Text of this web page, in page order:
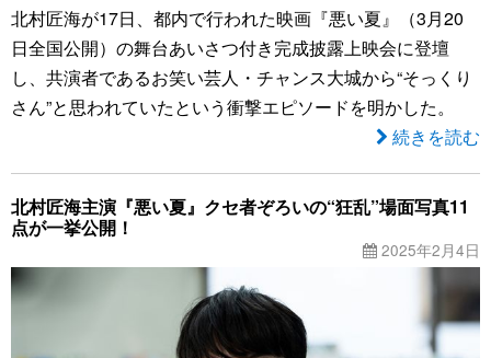
北村匠海が17日、都内で行われた映画『悪い夏』（3月20
日全国公開）の舞台あいさつ付き完成披露上映会に登壇
し、共演者であるお笑い芸人・チャンス大城から“そっくり
さん”と思われていたという衝撃エピソードを明かした。
続きを読む
北村匠海主演『悪い夏』クセ者ぞろいの“狂乱”場面写真11
点が一挙公開！
2025年2月4日